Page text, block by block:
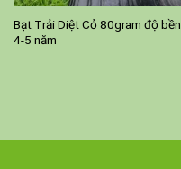
Bạt Trải Diệt Cỏ 80gram độ bền
4-5 năm